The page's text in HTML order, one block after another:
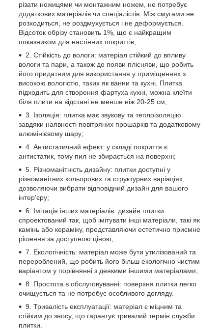
різати ножицями чи монтажним ножем, не потребує
додаткових матеріалів чи спеціалістів. Між смугами не
розходиться, не роздмухується і не деформується.
Відсоток обрізу становить 1%, що є найкращим
показником для настінних покриттів;
2. Стійкість до вологи: матеріал стійкий до впливу
вологи та пари, а також до появи плісняви, що робить
його придатним для використання у приміщеннях з
високою вологістю, таких як ванни та кухні. Плитка
підходить для створення фартуха кухні, можна клеїти
біля плити на відстані не менше ніж 20-25 см;
3. Ізоляція: плитка має звукову та теплоізоляцію
завдяки наявності повітряних прошарків та додатковому
алюмінієвому шару;
4. Антистатичний ефект: у складі покриття є
антистатик, тому пил не збирається на поверхні;
5. Різноманітність дизайну: плитки доступні у
різноманітних кольорових та структурних варіаціях,
дозволяючи вибрати відповідний дизайн для вашого
інтер'єру;
6. Імітація інших матеріалів: дизайн плитки
спроектований так, щоб імітувати інші матеріали, такі як
камінь або кераміку, представляючи естетично приємне
рішення за доступною ціною;
7. Екологічність: матеріал може бути утилізований та
перероблений, що робить його більш екологічно чистим
варіантом у порівнянні з деякими іншими матеріалами;
8. Простота в обслуговуванні: поверхня плитки легко
очищується та не потребує особливого догляду.
9. Тривалість експлуатації: матеріал є міцним та
стійким до зносу, що гарантує тривалий термін служби
плитки.